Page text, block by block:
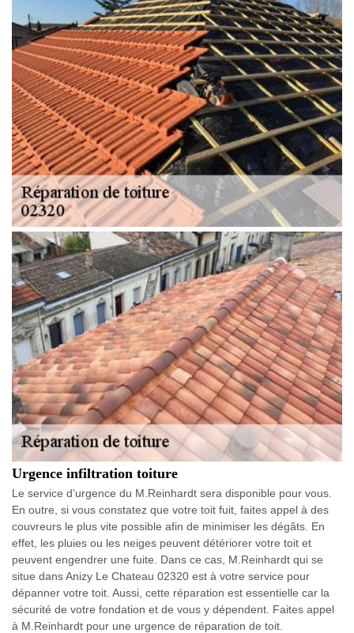
Urgence infiltration toiture
Le service d’urgence du M.Reinhardt sera disponible pour vous.
En outre, si vous constatez que votre toit fuit, faites appel à des
couvreurs le plus vite possible afin de minimiser les dégâts. En
effet, les pluies ou les neiges peuvent détériorer votre toit et
peuvent engendrer une fuite. Dans ce cas, M.Reinhardt qui se
situe dans Anizy Le Chateau 02320 est à votre service pour
dépanner votre toit. Aussi, cette réparation est essentielle car la
sécurité de votre fondation et de vous y dépendent. Faites appel
à M.Reinhardt pour une urgence de réparation de toit.